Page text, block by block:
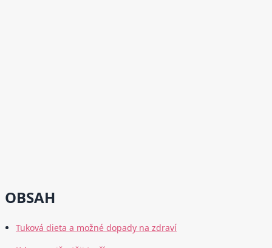
OBSAH
Tuková dieta a možné dopady na zdraví